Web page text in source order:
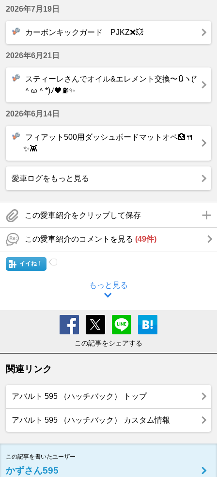
2026年7月19日
カーボンキックガード PJKZ❌💥
2026年6月21日
スティーレさんでオイル&エレメント交換〜🔃ヽ(*
＾ω＾*)ﾉ🖤⛽️✨
2026年6月14日
フィアット500用ダッシュボードマットオペ🏥🍴
✨👾
愛車ログをもっと見る
この愛車紹介をクリップして保存
この愛車紹介のコメントを見る (49件)
イイね！
もっと見る
この記事をシェアする
関連リンク
アバルト 595 （ハッチバック） トップ
アバルト 595 （ハッチバック） カスタム情報
この記事を書いたユーザー
かずさん595